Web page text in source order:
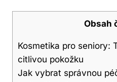
Obsah
Kosmetika pro seniory:
citlivou pokožku
Jak vybrat správnou